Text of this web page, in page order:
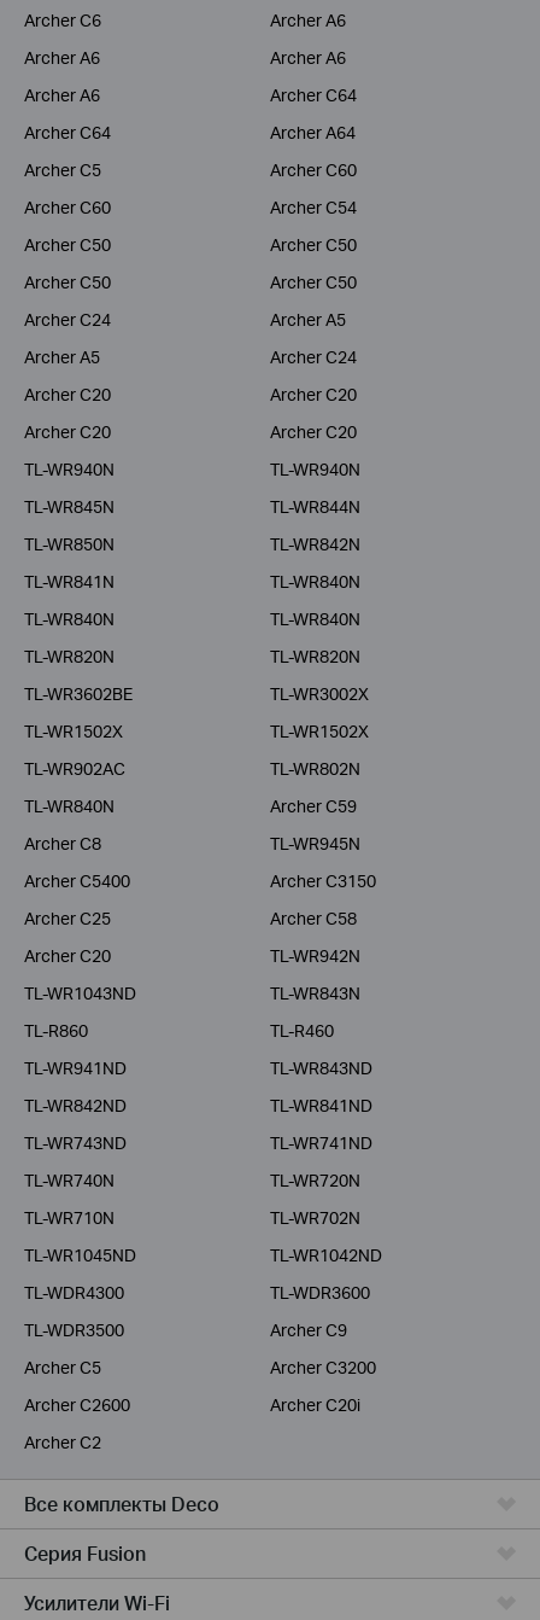
Archer C6
Archer A6
Archer A6
Archer A6
Archer A6
Archer C64
Archer C64
Archer A64
Archer C5
Archer C60
Archer C60
Archer C54
Archer C50
Archer C50
Archer C50
Archer C50
Archer C24
Archer A5
Archer A5
Archer C24
Archer C20
Archer C20
Archer C20
Archer C20
TL-WR940N
TL-WR940N
TL-WR845N
TL-WR844N
TL-WR850N
TL-WR842N
TL-WR841N
TL-WR840N
TL-WR840N
TL-WR840N
TL-WR820N
TL-WR820N
TL-WR3602BE
TL-WR3002X
TL-WR1502X
TL-WR1502X
TL-WR902AC
TL-WR802N
TL-WR840N
Archer C59
Archer C8
TL-WR945N
Archer C5400
Archer C3150
Archer C25
Archer C58
Archer C20
TL-WR942N
TL-WR1043ND
TL-WR843N
TL-R860
TL-R460
TL-WR941ND
TL-WR843ND
TL-WR842ND
TL-WR841ND
TL-WR743ND
TL-WR741ND
TL-WR740N
TL-WR720N
TL-WR710N
TL-WR702N
TL-WR1045ND
TL-WR1042ND
TL-WDR4300
TL-WDR3600
TL-WDR3500
Archer C9
Archer C5
Archer C3200
Archer C2600
Archer C20i
Archer C2
Все комплекты Deco
Серия Fusion
Усилители Wi-Fi